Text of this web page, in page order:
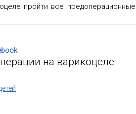
пройти все предоперационные
на варикоцеле